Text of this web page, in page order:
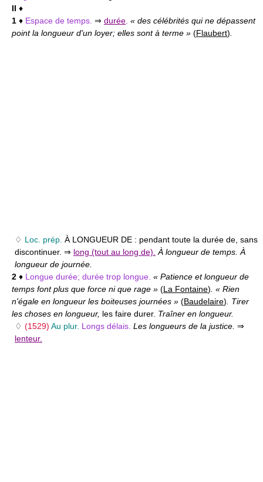
II ♦
1 ♦ Espace de temps. ⇒ durée « des célébrités qui ne dépassent
point la longueur d'un loyer; elles sont à terme » (Flaubert)
♢ Loc. prép. À LONGUEUR DE : pendant toute la durée de, sans
discontinuer. ⇒ long (tout au long de). À longueur de temps. À
longueur de journée.
2 ♦ Longue durée; durée trop longue. « Patience et longueur de
temps font plus que force ni que rage » (La Fontaine) . « Rien
n'égale en longueur les boiteuses journées » (Baudelaire) . Tirer
les choses en longueur, les faire durer. Traîner en longueur.
♢ (1529) Au plur. Longs délais. Les longueurs de la justice. ⇒
lenteur.